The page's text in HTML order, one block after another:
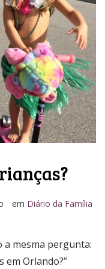
em Diário da Família
a mesma pergunta:
em Orlando?”